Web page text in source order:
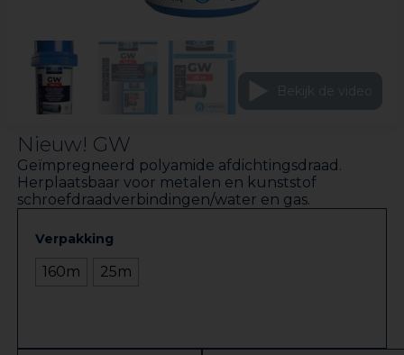
Nieuw! GW
Geïmpregneerd polyamide afdichtingsdraad.
Herplaatsbaar voor metalen en kunststof
schroefdraadverbindingen/water en gas.
Verpakking
160m 25m